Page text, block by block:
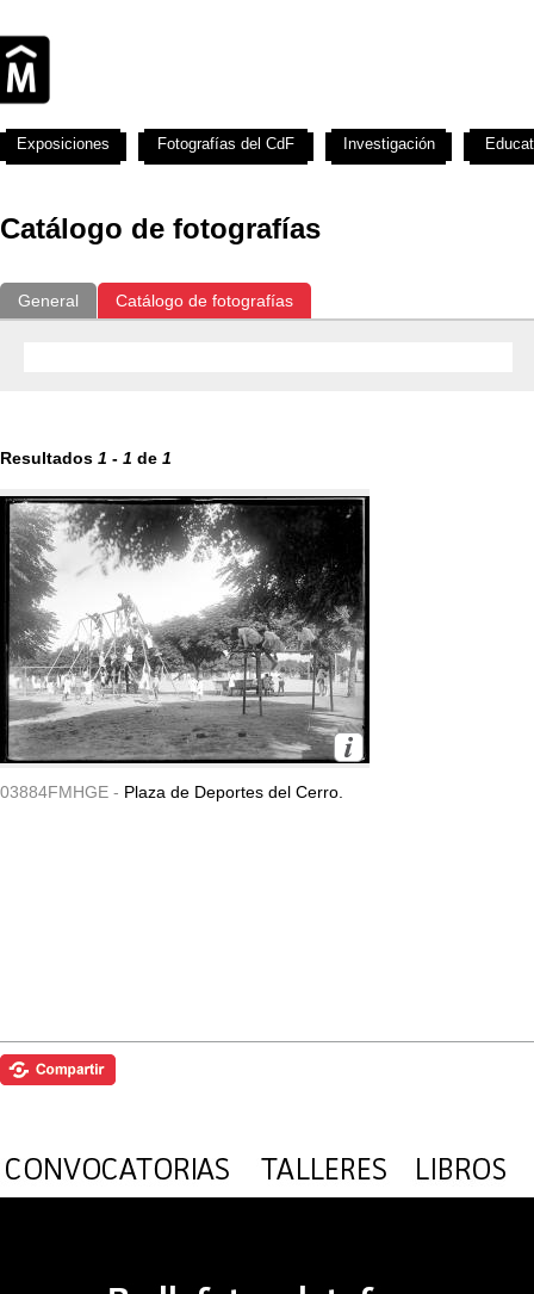
Catálogo de fotografías
General Catálogo de fotografías
Resultados 1 - 1 de 1
03884FMHGE - Plaza de Deportes del Cerro.
Exposiciones Fotografías del CdF Investigación